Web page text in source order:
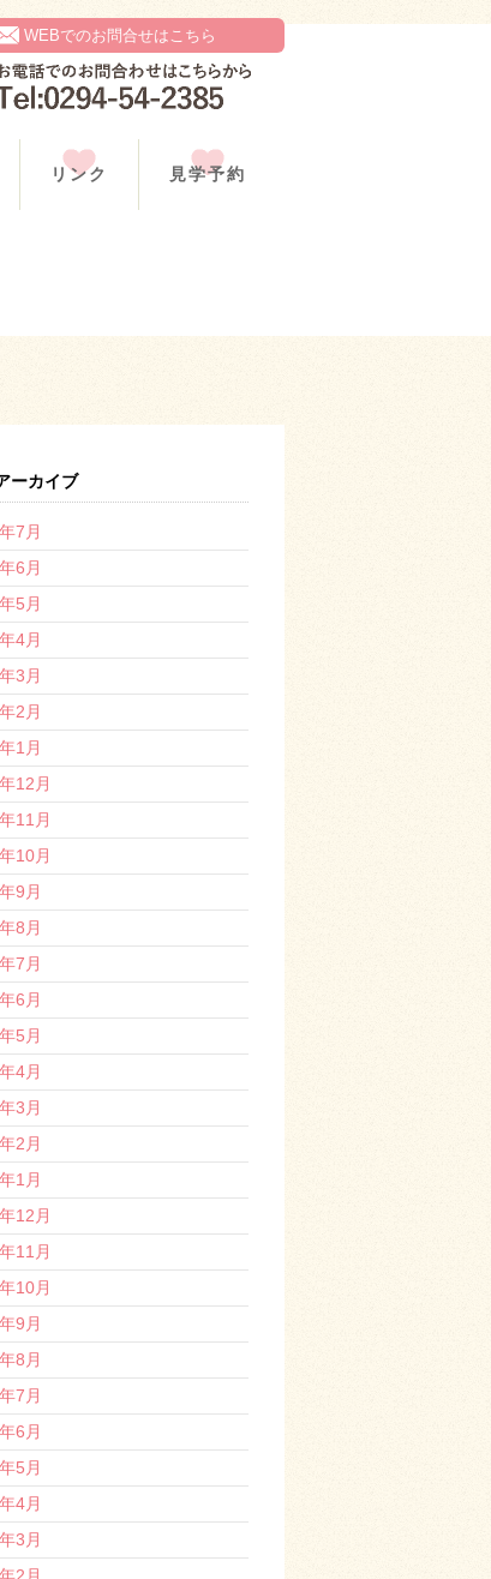
WEBでのお問合せはこちら
リンク 見学予約
ーカイブ
7月
6月
5月
4月
3月
2月
1月
12月
11月
10月
9月
8月
7月
6月
5月
4月
3月
2月
1月
12月
11月
10月
9月
8月
7月
6月
5月
4月
3月